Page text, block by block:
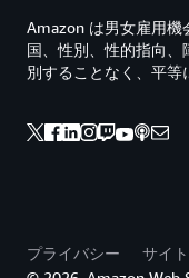
Amazon は男女雇用機
国、性別、性的指向
別することなく、平等
プライバシー サイ